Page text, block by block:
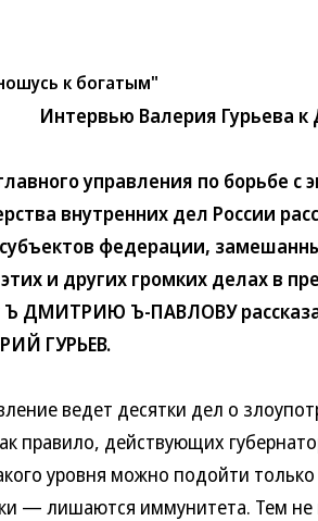
к богатым"
Интервью Валерия Гурьева
управления по борьбе с
внутренних дел России
федерации,
и других громких делах в
Ъ ДМИТРИЮ Ъ-ПАВЛОВУ
ГУРЬЕВ.
ведет десятки дел о
правило, действующих
уровня можно подойти только
— лишаются иммунитета. Тем не